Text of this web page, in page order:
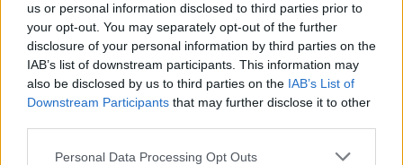
us or personal information disclosed to third parties prior to
your opt-out. You may separately opt-out of the further
disclosure of your personal information by third parties on the
IAB’s list of downstream participants. This information may
also be disclosed by us to third parties on the IAB’s List of
Downstream Participants that may further disclose it to other
Personal Data Processing Opt Outs